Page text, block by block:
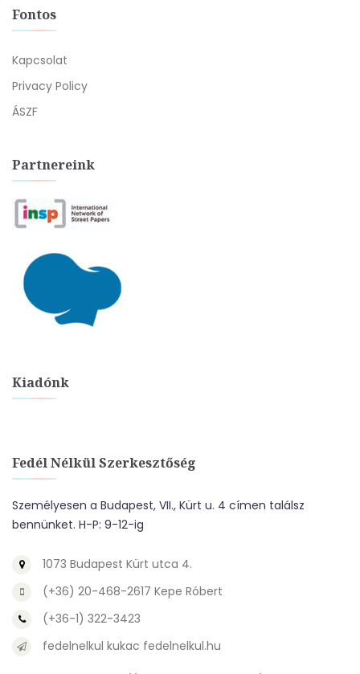
Fontos
Kapcsolat
Privacy Policy
ÁSZF
Partnereink
Kiadónk
Fedél Nélkül Szerkesztőség
Személyesen a Budapest, VII., Kürt u. 4 címen találsz
bennünket. H-P: 9-12-ig
1073 Budapest Kürt utca 4.
(+36) 20-468-2617 Kepe Róbert
(+36-1) 322-3423
fedelnelkul kukac fedelnelkul.hu